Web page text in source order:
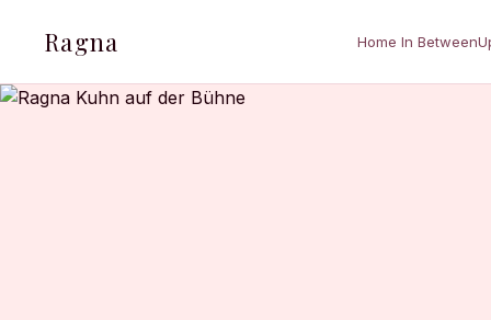
Ragna Home In Between